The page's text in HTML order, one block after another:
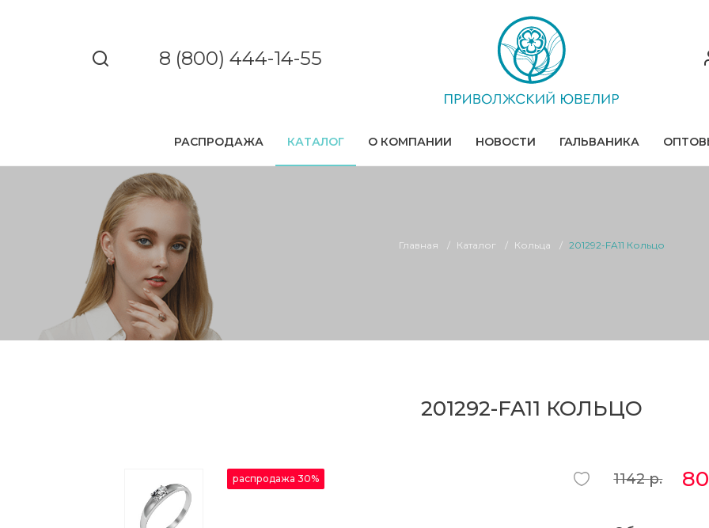
8 (800) 444-14-55
РАСПРОДАЖА КАТАЛОГ О КОМПАНИИ НОВОСТИ ГАЛЬВАНИКА
Главная Каталог Кольца 201292-FA11 Кольцо
201292-FA11 КОЛЬЦО
распродажа 30% 1142р.